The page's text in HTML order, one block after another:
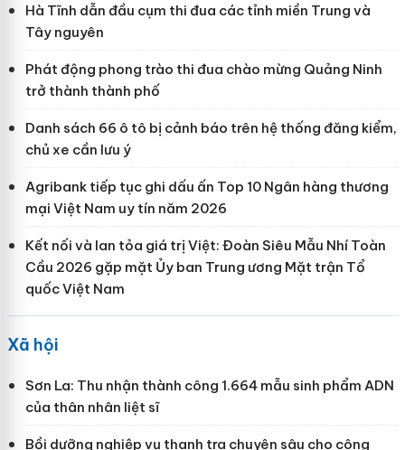
Hà Tĩnh dẫn đầu cụm thi đua các tỉnh miền Trung và
Tây nguyên
Phát động phong trào thi đua chào mừng Quảng Ninh
trở thành thành phố
Danh sách 66 ô tô bị cảnh báo trên hệ thống đăng kiểm,
chủ xe cần lưu ý
Agribank tiếp tục ghi dấu ấn Top 10 Ngân hàng thương
mại Việt Nam uy tín năm 2026
Kết nối và lan tỏa giá trị Việt: Đoàn Siêu Mẫu Nhí Toàn
Cầu 2026 gặp mặt Ủy ban Trung ương Mặt trận Tổ
quốc Việt Nam
Xã hội
Sơn La: Thu nhận thành công 1.664 mẫu sinh phẩm ADN
của thân nhân liệt sĩ
Bồi dưỡng nghiệp vụ thanh tra chuyên sâu cho công